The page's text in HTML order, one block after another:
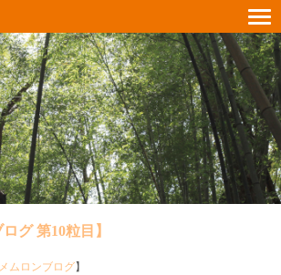
グ 第10粒目】
メムロンブログ】